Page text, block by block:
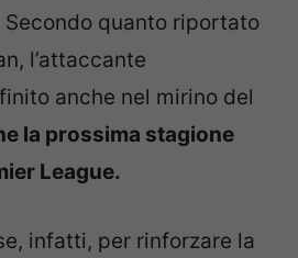
quanto riportato
l’attaccante
anche nel mirino del
la prossima stagione
League.
infatti, per rinforzare la